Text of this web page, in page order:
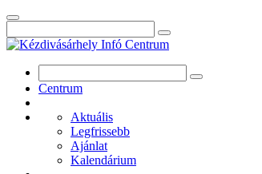
Centrum
Aktuális
Legfrissebb
Ajánlat
Kalendárium